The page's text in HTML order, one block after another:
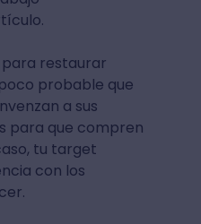
para restaurar
probable que
a sus
para que compren
tu target
con los